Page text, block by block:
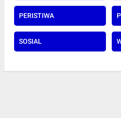
PERISTIWA
SOSIAL